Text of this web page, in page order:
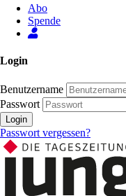
Abo
Spende
Login
Benutzername
Passwort
Login
Passwort vergessen?